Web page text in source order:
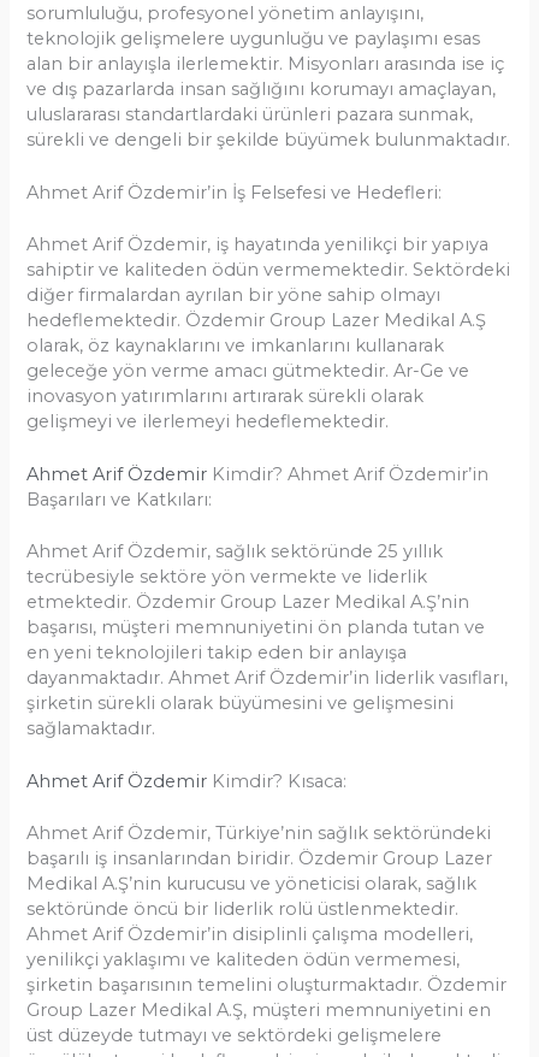
sorumluluğu, profesyonel yönetim anlayışını,
teknolojik gelişmelere uygunluğu ve paylaşımı esas
alan bir anlayışla ilerlemektir. Misyonları arasında ise iç
ve dış pazarlarda insan sağlığını korumayı amaçlayan,
uluslararası standartlardaki ürünleri pazara sunmak,
sürekli ve dengeli bir şekilde büyümek bulunmaktadır.
Ahmet Arif Özdemir’in İş Felsefesi ve Hedefleri:
Ahmet Arif Özdemir, iş hayatında yenilikçi bir yapıya
sahiptir ve kaliteden ödün vermemektedir. Sektördeki
diğer firmalardan ayrılan bir yöne sahip olmayı
hedeflemektedir. Özdemir Group Lazer Medikal A.Ş
olarak, öz kaynaklarını ve imkanlarını kullanarak
geleceğe yön verme amacı gütmektedir. Ar-Ge ve
inovasyon yatırımlarını artırarak sürekli olarak
gelişmeyi ve ilerlemeyi hedeflemektedir.
Ahmet Arif Özdemir Kimdir? Ahmet Arif Özdemir’in
Başarıları ve Katkıları:
Ahmet Arif Özdemir, sağlık sektöründe 25 yıllık
tecrübesiyle sektöre yön vermekte ve liderlik
etmektedir. Özdemir Group Lazer Medikal A.Ş’nin
başarısı, müşteri memnuniyetini ön planda tutan ve
en yeni teknolojileri takip eden bir anlayışa
dayanmaktadır. Ahmet Arif Özdemir’in liderlik vasıfları,
şirketin sürekli olarak büyümesini ve gelişmesini
sağlamaktadır.
Ahmet Arif Özdemir Kimdir? Kısaca:
Ahmet Arif Özdemir, Türkiye’nin sağlık sektöründeki
başarılı iş insanlarından biridir. Özdemir Group Lazer
Medikal A.Ş’nin kurucusu ve yöneticisi olarak, sağlık
sektöründe öncü bir liderlik rolü üstlenmektedir.
Ahmet Arif Özdemir’in disiplinli çalışma modelleri,
yenilikçi yaklaşımı ve kaliteden ödün vermemesi,
şirketin başarısının temelini oluşturmaktadır. Özdemir
Group Lazer Medikal A.Ş, müşteri memnuniyetini en
üst düzeyde tutmayı ve sektördeki gelişmelere